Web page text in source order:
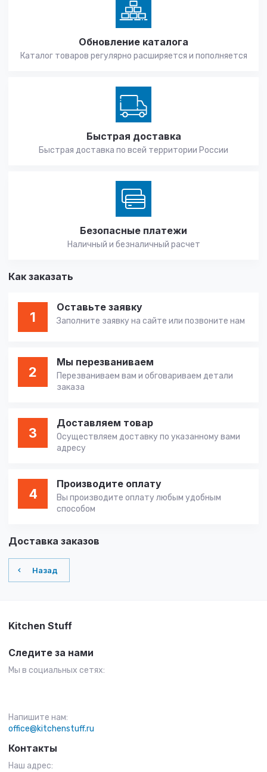
Обновление каталога
Каталог товаров регулярно расширяется и пополняется
Быстрая доставка
Быстрая доставка по всей территории России
Безопасные платежи
Наличный и безналичный расчет
Как заказать
1
Оставьте заявку
Заполните заявку на сайте или позвоните нам
2
Мы перезваниваем
Перезваниваем вам и обговариваем детали
заказа
3
Доставляем товар
Осуществляем доставку по указанному вами
адресу
4
Производите оплату
Вы производите оплату любым удобным
способом
Доставка заказов
Назад
Kitchen Stuff
Следите за нами
Мы в социальных сетях:
Напишите нам:
office@kitchenstuff.ru
Контакты
Наш адрес: